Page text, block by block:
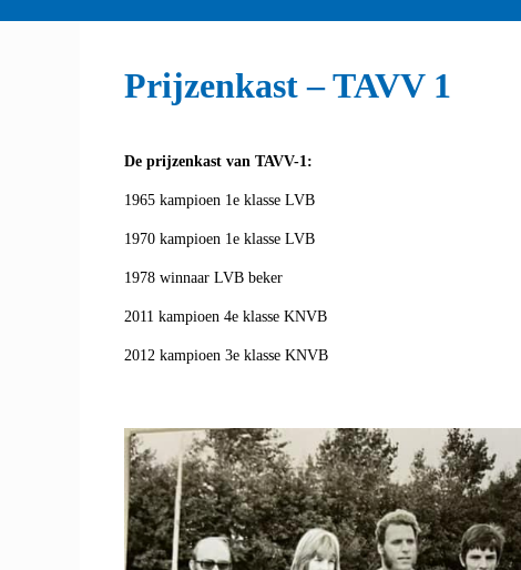
Prijzenkast – TAVV 1
De prijzenkast van TAVV-1:
1965 kampioen 1e klasse LVB
1970 kampioen 1e klasse LVB
1978 winnaar LVB beker
2011 kampioen 4e klasse KNVB
2012 kampioen 3e klasse KNVB